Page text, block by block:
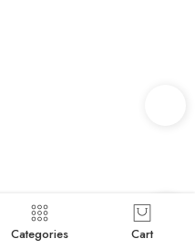
Categories Cart